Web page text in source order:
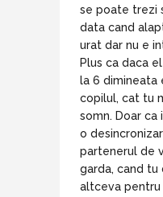
se poate trezi
data cand
urat dar nu e
Plus ca daca
la 6 dimineata
copilul, cat tu
somn. Doar
o
partenerul de
garda, cand tu
altceva pentru